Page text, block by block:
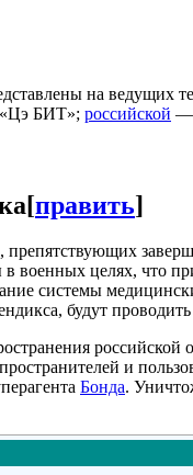
на ведущих
БИТ»; российской —
[править]
военных целях, что
системы
будут
и
Бонда.